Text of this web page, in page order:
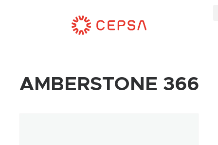
AMBERSTONE 366